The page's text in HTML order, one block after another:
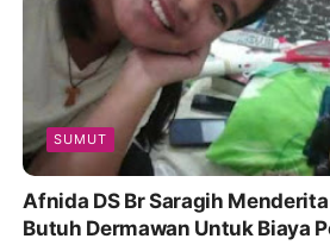
SUMUT
Afnida DS Br Saragih
Butuh Dermawan Untuk Biaya